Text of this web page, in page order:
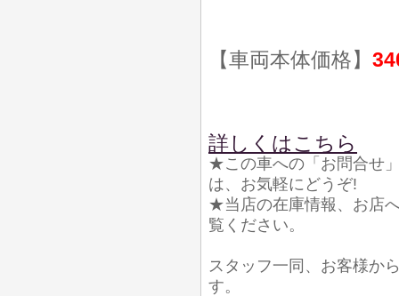
【車両本体価格】
詳しくはこちら
★この車への「お問合せ
は、お気軽にどうぞ!
★当店の在庫情報、お店
覧ください。
スタッフ一同、お客様か
す。